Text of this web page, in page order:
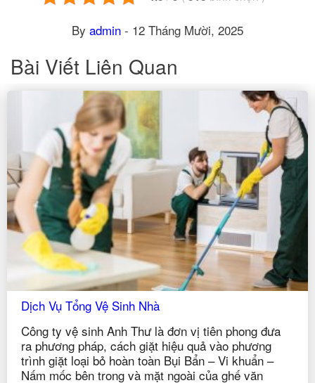
By admin - 12 Tháng Mười, 2025
Bài Viết Liên Quan
Dịch Vụ Vệ Sinh Nhà Xưởng Chuyên Nghiệp
Mục LụcDịch vụ giặt rèm cửa chuyên nghiệp tại
TPHCMVì sao bạn nên chọn dịch vụ giặt rèm cửa
tại nhà của Vệ Sinh Anh Thư?Quy trình giặt rèm
cửa, màn tại nhà của Vệ Sinh Anh ThưPhân loại
những loại rèm cửa cụ thể trước khi giặtPhương
pháp giặt rèm cửa tại TPHCM mà